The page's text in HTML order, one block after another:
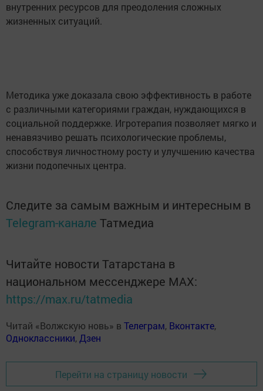
внутренних ресурсов для преодоления сложных
жизненных ситуаций.
Методика уже доказала свою эффективность в работе
с различными категориями граждан, нуждающихся в
социальной поддержке. Игротерапия позволяет мягко и
ненавязчиво решать психологические проблемы,
способствуя личностному росту и улучшению качества
жизни подопечных центра.
Следите за самым важным и интересным в
Telegram-канале Татмедиа
Читайте новости Татарстана в
национальном мессенджере MАХ:
https://max.ru/tatmedia
Читай «Волжскую новь» в Телеграм, Вконтакте,
Одноклассники,Дзен
Перейти на страницу новости